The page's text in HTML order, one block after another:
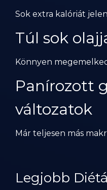
Sok extra kalóriát
Túl sok
Könnyen
Panírozott
változatok
Már teljesen más
Legjobb